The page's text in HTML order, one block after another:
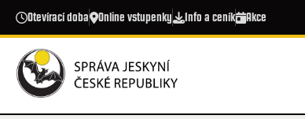
Přejít k hlavnímu obsahu
Otevírací doba Online vstupenky Info a ceník Akce